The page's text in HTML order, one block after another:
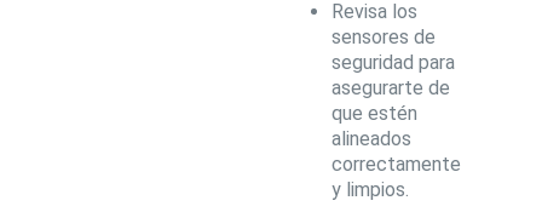
Revisa los
sensores de
seguridad para
asegurarte de
que estén
alineados
correctamente
y limpios.